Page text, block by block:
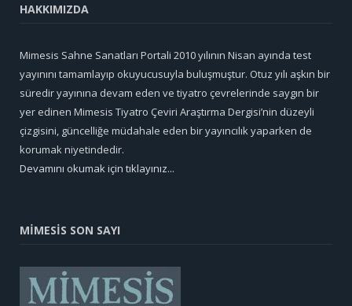
HAKKIMIZDA
Mimesis Sahne Sanatları Portali 2010 yılının Nisan ayında test
yayınını tamamlayıp okuyucusuyla buluşmuştur. Otuz yılı aşkın bir
süredir yayınına devam eden ve tiyatro çevrelerinde saygın bir
yer edinen Mimesis Tiyatro Çeviri Araştırma Dergisi’nin düzeyli
çizgisini, güncelliğe müdahale eden bir yayıncılık yaparken de
korumak niyetindedir.
Devamını okumak için tıklayınız...
MİMESİS SON SAYI